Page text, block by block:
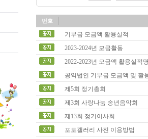
번호
기부금 모금액 활용실적
2023-2024년 모금활동
2022-2023년 모금액 활용실적
공익법인 기부금 모금액 및 활
제5회 정기총회
제3회 사랑나눔 송년음악회
제13회 정기이사회
포토갤러리 사진 이용방법